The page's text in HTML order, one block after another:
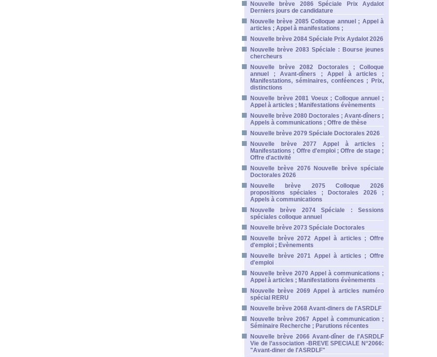
Nouvelle brève 2086 Spéciale Prix Aydalot
Derniers jours de candidature
Nouvelle brève 2085 Colloque annuel ; Appel à
articles ; Appel à manifestations ;
Nouvelle brève 2084 Spéciale Prix Aydalot 2026
Nouvelle brève 2083 Spéciale : Bourse jeunes
chercheurs
Nouvelle brève 2082 Doctorales ; Colloque
annuel ; Avant-dîners ; Appel à articles ;
Manifestations, séminaires, conféences ; Prix,
distinctions
Nouvelle brève 2081 Voeux ; Colloque annuel ;
Appel à articles ; Manifestations évènements
Nouvelle brève 2080 Doctorales ; Avant-dîners ;
Appels à communications ; Offre de thèse
Nouvelle brève 2079 Spéciale Doctorales 2026
Nouvelle brève 2077 Appel à articles ;
Manifestations ; Offre d'emploi ; Offre de stage ;
Offre d'activité
Nouvelle brève 2076 Nouvelle brève spéciale
Doctorales 2026
Nouvelle brève 2075 Colloque 2026
propositions spéciales ; Doctorales 2026 ;
Appels à communications
Nouvelle brève 2074 Spéciale : Sessions
spéciales colloque annuel
Nouvelle brève 2073 Spéciale Doctorales
Nouvelle brève 2072 Appel à articles ; Offre
d'emploi ; Evènements
Nouvelle brève 2071 Appel à articles ; Offre
d'emploi
Nouvelle brève 2070 Appel à communications ;
Appel à articles ; Manifestations évènements
Nouvelle brève 2069 Appel à articles numéro
spécial RERU
Nouvelle brève 2068 Avant-diners de l'ASRDLF
Nouvelle brève 2067 Appel à communication ;
Séminaire Recherche ; Parutions récentes
Nouvelle brève 2066 Avant-dîner de l'ASRDLF
Vie de l’association -BREVE SPECIALE N°2066:
"Avant-diner de l'ASRDLF"